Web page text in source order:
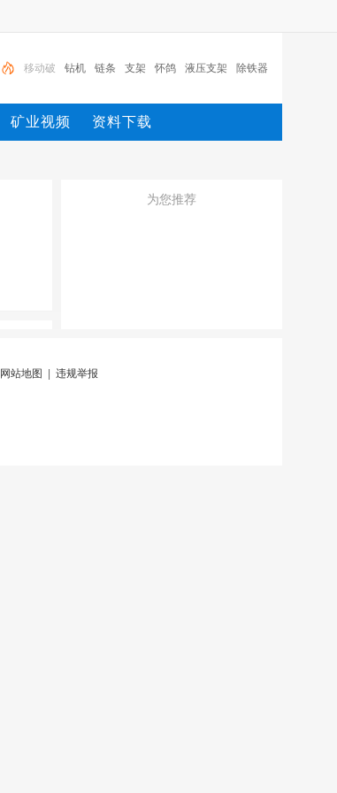
钻机 链条 支架 怀鸽 液压支架 除铁器 锚杆
电机 矿 移动破
矿业视频 资料下载
为您推荐
网站地图 违规举报